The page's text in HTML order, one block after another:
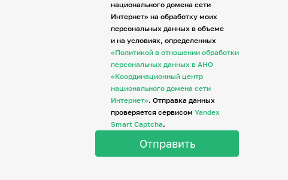
национального домена сети
Интернет» на обработку моих
персональных данных в объеме
и на условиях, определенных
«Политикой в отношении обработки
персональных данных в АНО
«Координационный центр
национального домена сети
Интернет». Отправка данных
проверяется сервисом Yandex
Smart Captcha.